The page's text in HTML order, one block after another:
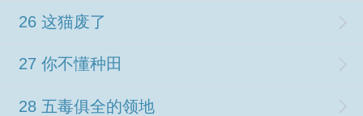
26 这猫废了
27 你不懂种田
28 五毒俱全的领地